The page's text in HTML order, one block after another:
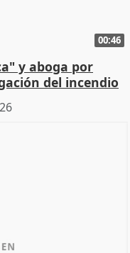
00:46
y aboga por
del incendio